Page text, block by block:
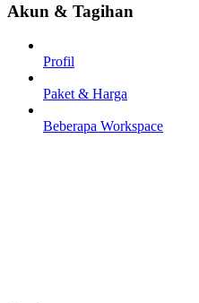
Akun & Tagihan
Profil
Paket & Harga
Beberapa Workspace